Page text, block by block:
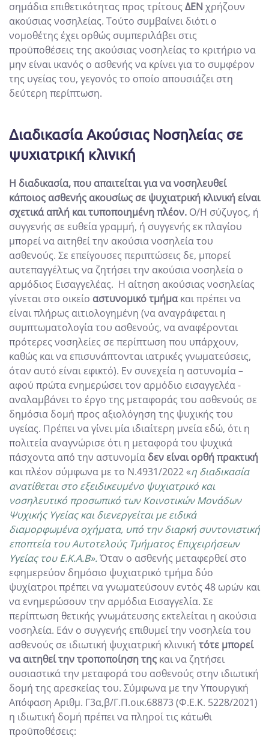
σημάδια επιθετικότητας προς τρίτους ΔΕΝχρήζουν
ακούσιας νοσηλείας. Τούτο συμβαίνει διότι ο
νομοθέτης έχει ορθώς συμπεριλάβει στις
προϋποθέσεις της ακούσιας νοσηλείας το κριτήριο να
μην είναι ικανός ο ασθενής να κρίνει για το συμφέρον
της υγείας του, γεγονός το οποίο απουσιάζει στη
δεύτερη περίπτωση.
Διαδικασία Ακούσιας Νοσηλείας σε
ψυχιατρική κλινική
Η διαδικασία, που απαιτείται για να νοσηλευθεί
κάποιος ασθενής ακουσίως σε ψυχιατρική κλινική είναι
σχετικά απλή και τυποποιημένη πλέον. Ο/Η σύζυγος, ή
συγγενής σε ευθεία γραμμή, ή συγγενής εκ πλαγίου
μπορεί να αιτηθεί την ακούσια νοσηλεία του
ασθενούς. Σε επείγουσες περιπτώσεις δε, μπορεί
αυτεπαγγέλτως να ζητήσει την ακούσια νοσηλεία ο
αρμόδιος Εισαγγελέας. Η αίτηση ακούσιας νοσηλείας
γίνεται στο οικείο αστυνομικό τμήμακαι πρέπει να
είναι πλήρως αιτιολογημένη (να αναγράφεται η
συμπτωματολογία του ασθενούς, να αναφέρονται
πρότερες νοσηλείες σε περίπτωση που υπάρχουν,
καθώς και να επισυνάπτονται ιατρικές γνωματεύσεις,
όταν αυτό είναι εφικτό). Εν συνεχεία η αστυνομία –
αφού πρώτα ενημερώσει τον αρμόδιο εισαγγελέα -
αναλαμβάνει το έργο της μεταφοράς του ασθενούς σε
δημόσια δομή προς αξιολόγηση της ψυχικής του
υγείας. Πρέπει να γίνει μία ιδιαίτερη μνεία εδώ, ότι η
πολιτεία αναγνώρισε ότι η μεταφορά του ψυχικά
πάσχοντα από την αστυνομία δεν είναι ορθή πρακτική
και πλέον σύμφωνα με το Ν.4931/2022 «η διαδικασία
ανατίθεται στο εξειδικευμένο ψυχιατρικό και
νοσηλευτικό προσωπικό των Κοινοτικών Μονάδων
Ψυχικής Υγείας και διενεργείται με ειδικά
διαμορφωμένα οχήματα, υπό την διαρκή συντονιστική
εποπτεία του Αυτοτελούς Τμήματος Επιχειρήσεων
Υγείας του Ε.Κ.Α.Β».Όταν ο ασθενής μεταφερθεί στο
εφημερεύον δημόσιο ψυχιατρικό τμήμα δύο
ψυχίατροι πρέπει να γνωματεύσουν εντός 48 ωρών και
να ενημερώσουν την αρμόδια Εισαγγελία. Σε
περίπτωση θετικής γνωμάτευσης εκτελείται η ακούσια
νοσηλεία. Εάν ο συγγενής επιθυμεί την νοσηλεία του
ασθενούς σε ιδιωτική ψυχιατρική κλινική τότε μπορεί
να αιτηθεί την τροποποίηση της και να ζητήσει
ουσιαστικά την μεταφορά του ασθενούς στην ιδιωτική
δομή της αρεσκείας του. Σύμφωνα με την Υπουργική
Απόφαση Αριθμ. Γ3α,β/Γ.Π.οικ.68873 (Φ.Ε.Κ. 5228/2021)
η ιδιωτική δομή πρέπει να πληροί τις κάτωθι
προϋποθέσεις: